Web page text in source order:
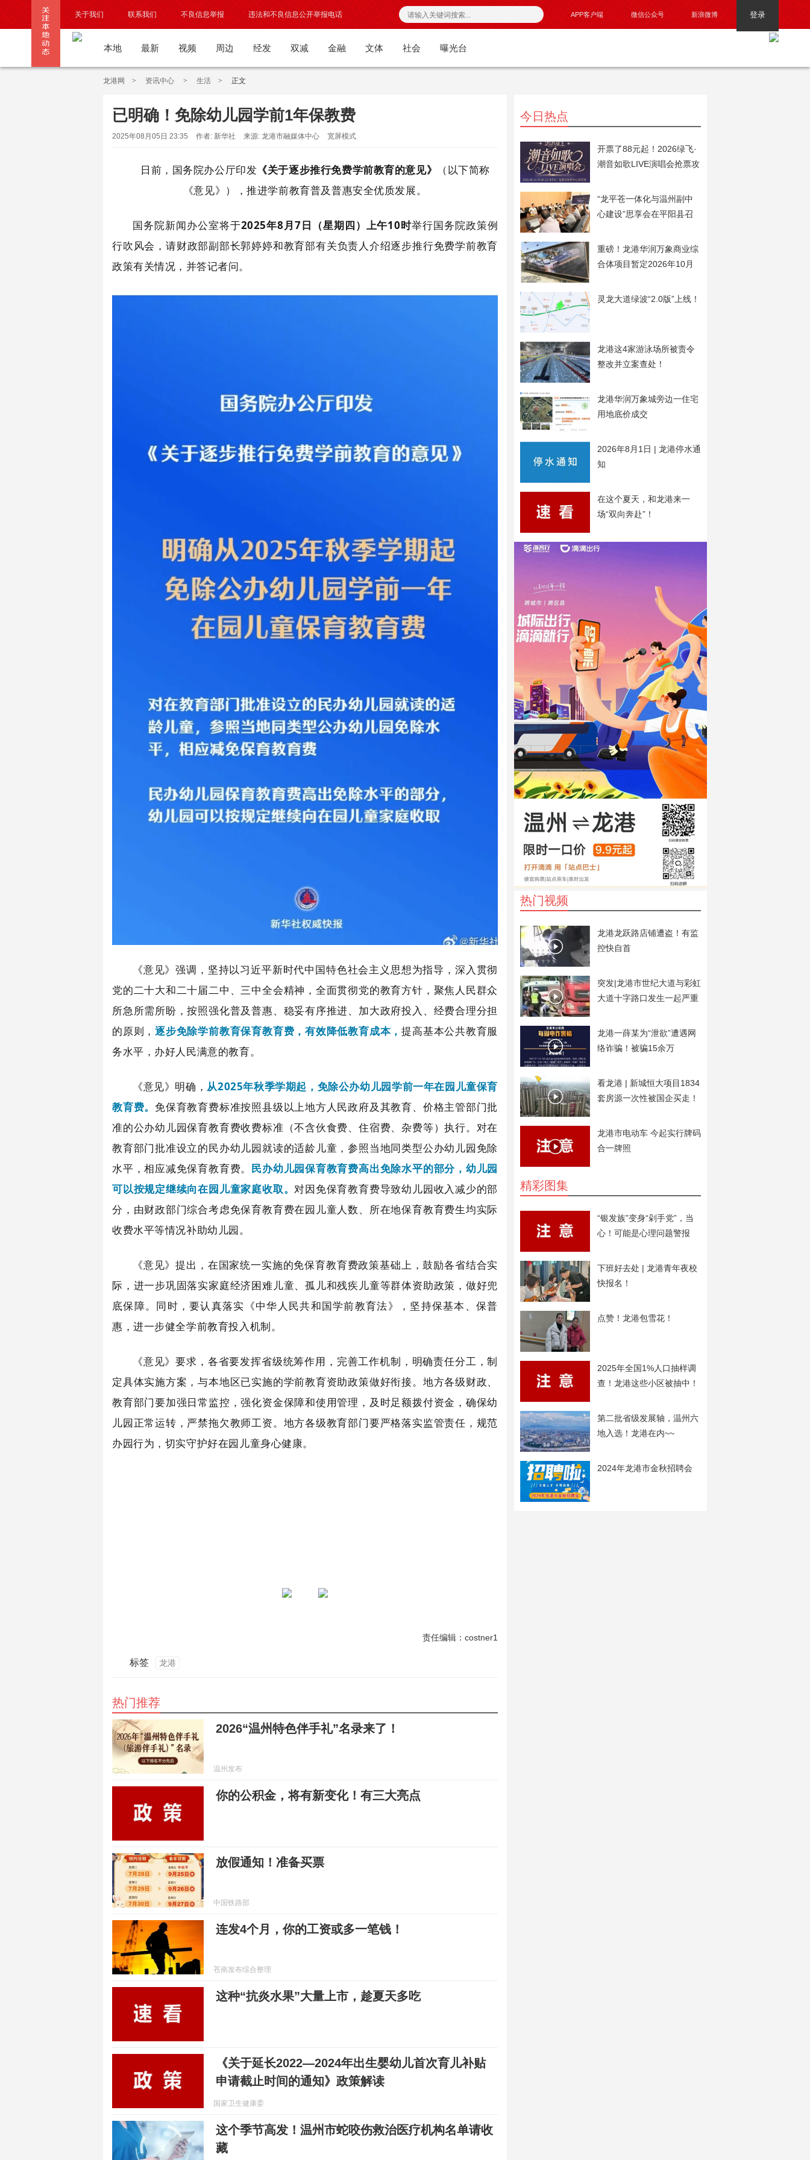
关于我们 联系我们 不良信息举报 违法和不良信息公开举报电话 APP客户端 微信公众号 新浪微博 登录
本地 最新 视频 周边 经发 双减 金融 文体 社会 曝光台
龙港网 > 资讯中心 > 生活 > 正文
已明确！免除幼儿园学前1年保教费
2025年08月05日 23:35 作者: 新华社 来源: 龙港市融媒体中心 宽屏模式
日前，国务院办公厅印发 《关于逐步推行免费学前教育的意见》
（以下简称
《意见》），推进学前教育普及普惠安全优质发展。
国务院新闻办公室将于2025年8月7日（星期四）上午10时举行国务院政策例
行吹风会，请财政部副部长郭婷婷和教育部有关负责人介绍逐步推行免费学前教育
政策有关情况，并答记者问。
《意见》强调，坚持以习近平新时代中国特色社会主义思想为指导，深入贯彻
党的二十大和二十届二中、三中全会精神，全面贯彻党的教育方针，聚焦人民群众
所急所需所盼，按照强化普及普惠、稳妥有序推进、加大政府投入、经费合理分担
的原则，逐步免除学前教育保育教育费，有效降低教育成本，提高基本公共教育服
务水平 ，办好人民满意的教育。
《意见》明确， 从2025年秋季学期起，免除公办幼儿园学前一年在园儿童保育
教育费。免保育教育费标准按照县级以上地方人民政府及其教育、价格主管部门批
准的公办幼儿园保育教育费收费标准（不含伙食费、住宿费、杂费等）执行。对在
教育部门批准设立的民办幼儿园就读的适龄儿童，参照当地同类型公办幼儿园免除
水平，相应减免保育教育费。 民办幼儿园保育教育费高出免除水平的部分，幼儿园
可以按规定继续向在园儿童家庭收取。对因免保育教育费导致幼儿园收入减少的部
分，由财政部门综合考虑免保育教育费在园儿童人数、所在地保育教育费生均实际
收费水平等情况补助幼儿园。
《意见》提出，在国家统一实施的免保育教育费政策基础上，鼓励各省结合实
际，进一步巩固落实家庭经济困难儿童、孤儿和残疾儿童等群体资助政策，做好兜
底保障。同时，要认真落实《中华人民共和国学前教育法》，坚持保基本、保普
惠，进一步健全学前教育投入机制。
《意见》要求，各省要发挥省级统筹作用，完善工作机制，明确责任分工，制
定具体实施方案，与本地区已实施的学前教育资助政策做好衔接。地方各级财政、
教育部门要加强日常监控，强化资金保障和使用管理，及时足额拨付资金，确保幼
儿园正常运转，严禁拖欠教师工资。地方各级教育部门要严格落实监管责任，规范
办园行为，切实守护好在园儿童身心健康。
责任编辑：costner1
标签 龙港
今日热点
开票了88元起！2026绿飞·
潮音如歌LIVE演唱会抢票攻
“龙平苍一体化与温州副中
心建设”思享会在平阳县召
重磅！龙港华润万象商业综
合体项目暂定2026年10月
灵龙大道绿波“2.0版”上线！
龙港这4家游泳场所被责令
整改并立案查处！
龙港华润万象城旁边一住宅
用地底价成交
2026年8月1日 | 龙港停水通
知
在这个夏天，和龙港来一
场“双向奔赴”！
热门视频
龙港龙跃路店铺遭盗！有监
控快自首
突发|龙港市世纪大道与彩虹
大道十字路口发生一起严重
龙港一薛某为“泄欲”遭遇网
络诈骗！被骗15余万
看龙港 | 新城恒大项目1834
套房源一次性被国企买走！
龙港市电动车 今起实行牌码
合一牌照
精彩图集
“银发族”变身“剁手党”，当
心！可能是心理问题警报
下班好去处 | 龙港青年夜校
快报名！
点赞！龙港包雪花！
2025年全国1%人口抽样调
查！龙港这些小区被抽中！
第二批省级发展轴，温州六
地入选！龙港在内~~
2024年龙港市金秋招聘会
热门推荐
2026“温州特色伴手礼”名录来了！
温州发布
你的公积金，将有新变化！有三大亮点
放假通知！准备买票
中国铁路部
连发4个月，你的工资或多一笔钱！
苍南发布综合整理
这种“抗炎水果”大量上市，趁夏天多吃
《关于延长2022—2024年出生婴幼儿首次育儿补贴
申请截止时间的通知》政策解读
国家卫生健康委
这个季节高发！温州市蛇咬伤救治医疗机构名单请收
藏